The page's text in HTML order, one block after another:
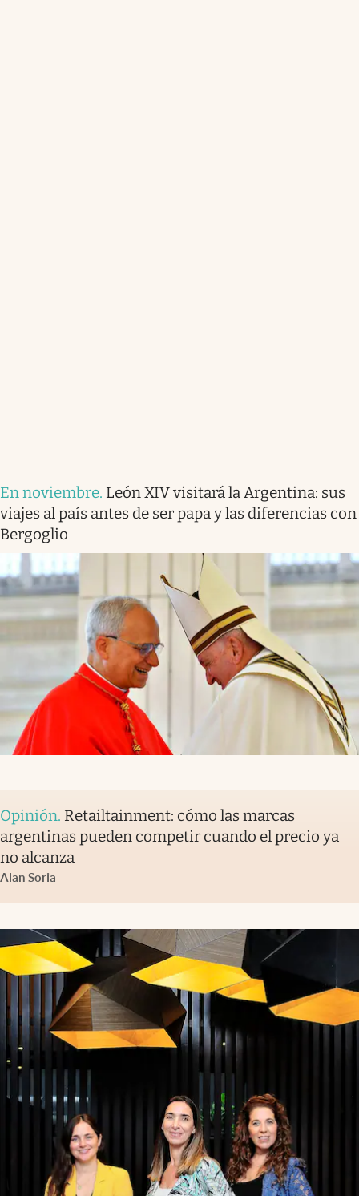
En noviembre. León XIV visitará la Argentina: sus
viajes al país antes de ser papa y las diferencias con
Bergoglio
Opinión. Retailtainment: cómo las marcas
argentinas pueden competir cuando el precio ya
no alcanza
Alan Soria